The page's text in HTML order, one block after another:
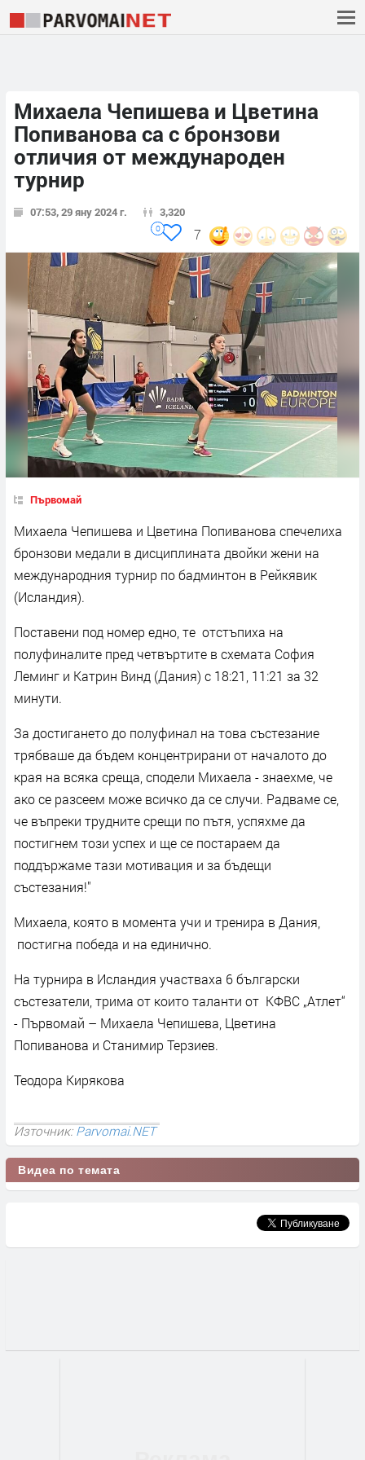
Михаела Чепишева и Цветина
Попиванова са с бронзови
отличия от международен
турнир
07:53, 29 яну 2024 г. 3,320
7
0
Първомай
Михаела Чепишева и Цветина Попиванова спечелиха
бронзови медали в дисциплината двойки жени на
международния турнир по бадминтон в Рейкявик
(Исландия).
Поставени под номер едно, те отстъпиха на
полуфиналите пред четвъртите в схемата София
Леминг и Катрин Винд (Дания) с 18:21, 11:21 за 32
минути.
За достигането до полуфинал на това състезание
трябваше да бъдем концентрирани от началото до
края на всяка среща, сподели Михаела - знаехме, че
ако се разсеем може всичко да се случи. Радваме се,
че въпреки трудните срещи по пътя, успяхме да
постигнем този успех и ще се постараем да
поддържаме тази мотивация и за бъдещи
състезания!"
Михаела, която в момента учи и тренира в Дания,
постигна победа и на единично.
На турнира в Исландия участваха 6 български
състезатели, трима от които таланти от КФВС „Атлет“
- Първомай – Михаела Чепишева, Цветина
Попиванова и Станимир Терзиев.
Теодора Кирякова
Източник:Parvomai.NET
Видеа по темата